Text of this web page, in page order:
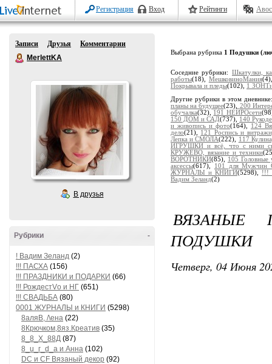
Регистрация Вход Рейтинги
Записи Друзья
Комментарии
MerlettKA
В друзья
-
Рубрики
! Вадим Зеланд (2)
!!! ПАСХА (156)
!!! ПРАЗДНИКИ и ПОДАРКИ (66)
!!! РождестVо и НГ (651)
!!! СВАДЬБА (80)
0001 ЖУРНАЛЫ и КНИГИ (5298)
8аляB, /\ена (22)
8Крючком,8яз.Креатив (35)
8_8_Х_88Д (87)
8_u_г_d_a и Анна (102)
DC и CF Вязаный декор (92)
Выбрана рубрика 1 Подушки
Соседние рубрики: Шкатулки,
работы(18), МешковиноМания
Покрывала и пледы(102), 1
Другие рубрики в этом
планы на будущее(23), 200
обучалка(32), 191 НЕЙРОсети
150 ДОМ и САД(737), 140
и живопись и фото(164), 124
дело(21), 121 Роспись и
Лепка и СМОЛА(222),
117
ИГРУШКИ и всё, что с ними
КРУЖЕВО, вязание и техники
ВОРОТНИКИ(85),
105 Головные
аксессы(617),
101 для Мужчин
ЖУРНАЛЫ и КНИГИ(5298),
!!!
Вадим Зеланд(2)
ПОДУШКИ
Четверг, 04 Июня